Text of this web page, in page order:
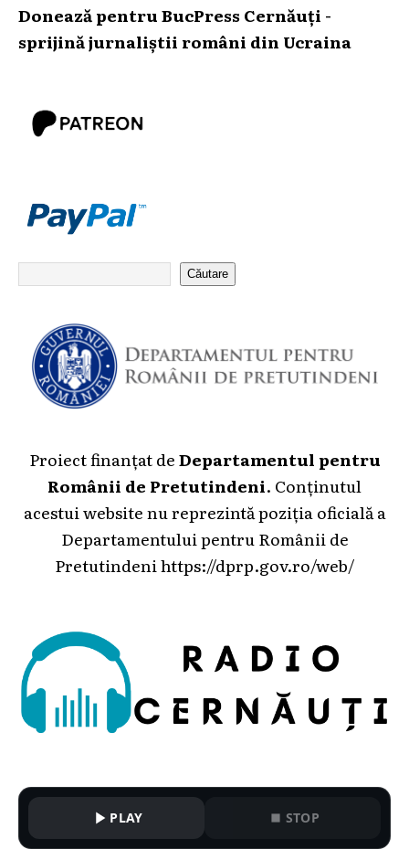
Donează pentru BucPress Cernăuți -
sprijină jurnaliștii români din Ucraina
Căutare
Proiect finanțat deDepartamentul pentru
Românii de Pretutindeni. Conținutul
acestui website nu reprezintă poziția oficială a
Departamentului pentru Românii de
Pretutindeni https://dprp.gov.ro/web/
PLAY STOP